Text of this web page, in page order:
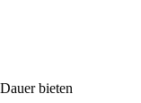
bieten